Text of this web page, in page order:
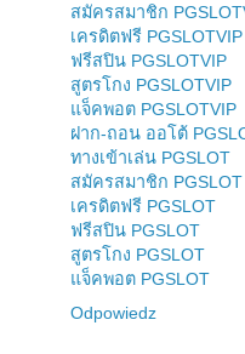
สมัครสมาชิก
เครดิตฟรี PGSLOTVIP
ฟรีสปิน PGSLOTVIP
สูตรโกง PGSLOTVIP
แจ็คพอต PGSLOTVIP
ฝาก-ถอน ออโต้
ทางเข้าเล่น PGSLOT
สมัครสมาชิก PGSLOT
เครดิตฟรี PGSLOT
ฟรีสปิน PGSLOT
สูตรโกง PGSLOT
แจ็คพอต PGSLOT
Odpowiedz